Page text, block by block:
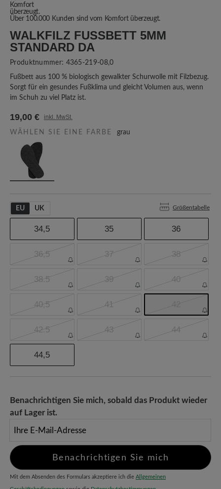
Über 100.000 Kunden sind vom Komfort überzeugt.
WALKFILZ FUSSBETT 5MM S
TANDARD DA
Produktnummer: 4365-219-08,0
Fußbett aus 100 % biologisch gewalkter Schurwolle mit Filzbezug.
Sorgt für ein gesundes Fußklima und gleicht Volumen aus, wenn
im Schuh zu viel Platz ist.
19,00 € inkl. MwSt.
WÄHLEN SIE EINE FARBE grau
EU UK Größentabelle
34,5 35 36
36,5 37 38
38.5 39 40
40,5 41
42.5 43 44
44,5
Benachrichtigen Sie mich, sobald das Produkt wieder
auf Lager ist.
Benachrichtigen Sie mich
Mit dem Absenden des Formulars akzeptiere ich die Allgemeinen